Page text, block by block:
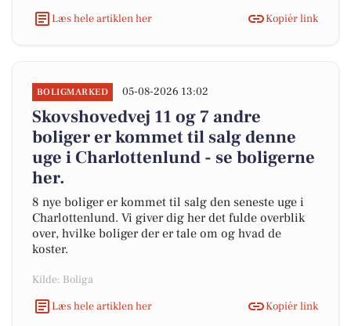
Læs hele artiklen her
Kopiér link
BOLIGMARKED 05-08-2026 13:02
Skovshovedvej 11 og 7 andre
boliger er kommet til salg denne
uge i Charlottenlund - se boligerne
her.
8 nye boliger er kommet til salg den seneste uge i
Charlottenlund. Vi giver dig her det fulde overblik
over, hvilke boliger der er tale om og hvad de
koster.
Kilde: Boliga
Læs hele artiklen her
Kopiér link